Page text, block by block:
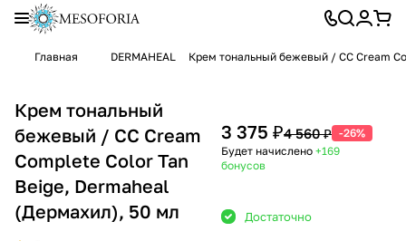
Главная DERMAHEAL Крем тональный бежевый / CC Cream
Крем тональный
бежевый / CC Cream
Complete Color Tan
Beige, Dermaheal
(Дермахил), 50 мл
3 375 ₽4 560 ₽ -26%
Будет начислено +169
бонусов
Достаточно